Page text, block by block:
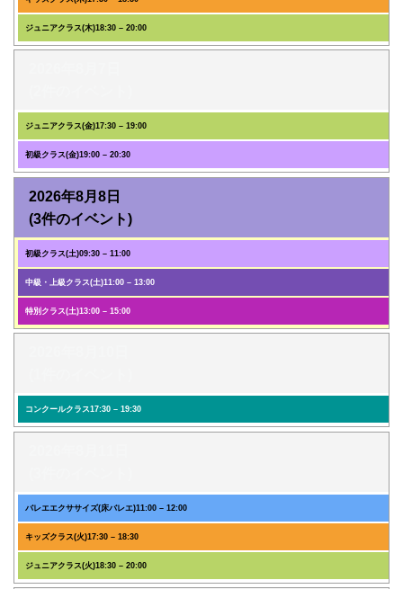
ジュニアクラス(木)18:30 – 20:00
ジュニアクラス(金)17:30 – 19:00
初級クラス(金)19:00 – 20:30
2026年8月8日
(3件のイベント)
初級クラス(土)09:30 – 11:00
中級・上級クラス(土)11:00 – 13:00
特別クラス(土)13:00 – 15:00
コンクールクラス17:30 – 19:30
バレエエクササイズ(床バレエ)11:00 – 12:00
キッズクラス(火)17:30 – 18:30
ジュニアクラス(火)18:30 – 20:00